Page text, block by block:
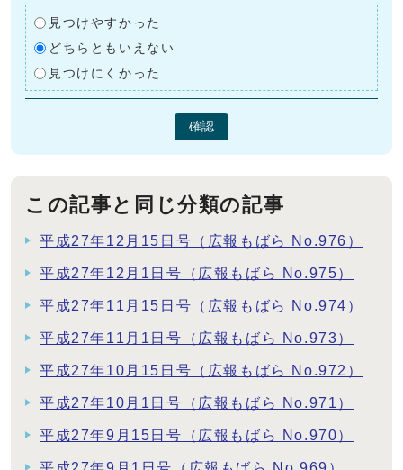
見つけやすかった
どちらともいえない
見つけにくかった
確認
この記事と同じ分類の記事
平成27年12月15日号（広報もばら No.976）
平成27年12月1日号（広報もばら No.975）
平成27年11月15日号（広報もばら No.974）
平成27年11月1日号（広報もばら No.973）
平成27年10月15日号（広報もばら No.972）
平成27年10月1日号（広報もばら No.971）
平成27年9月15日号（広報もばら No.970）